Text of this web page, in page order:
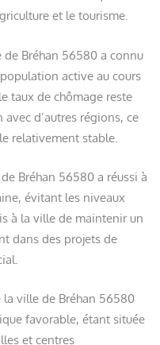
et le tourisme.
de Bréhan 56580 a connu
active au cours
taux de chômage reste
d’autres régions, ce
relativement stable.
Bréhan 56580 a réussi à
évitant les niveaux
à la ville de maintenir un
dans des projets de
ville de Bréhan 56580
favorable, étant située
et centres